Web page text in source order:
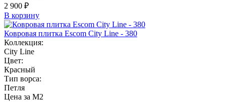
2 900 ₽
В корзину
Ковровая плитка Escom City Line - 380
Коллекция:
City Line
Цвет:
Красный
Тип ворса:
Петля
Цена за М2